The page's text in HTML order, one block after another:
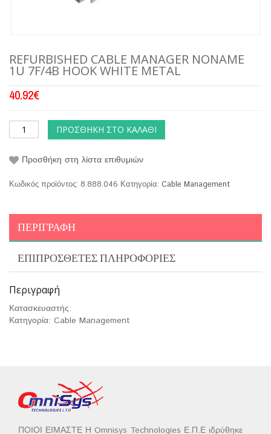
REFURBISHED CABLE MANAGER NONAME
1U 7F/4B HOOK WHITE METAL
40.92€
ΠΡΟΣΘΉΚΗ ΣΤΟ ΚΑΛΆΘΙ
Προσθήκη στη λίστα επιθυμιών
Κωδικός προϊόντος: 8.888.046 Κατηγορία: Cable Management
ΠΕΡΙΓΡΑΦΉ
ΕΠΙΠΡΌΣΘΕΤΕΣ ΠΛΗΡΟΦΟΡΊΕΣ
Περιγραφή
Κατασκευαστής:
Κατηγορία: Cable Management
ΠΟΙΟΙ ΕΙΜΑΣΤΕ Η Omnisys Technologies Ε.Π.Ε ιδρύθηκε